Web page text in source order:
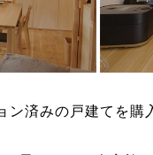
ン済みの戸建てを購